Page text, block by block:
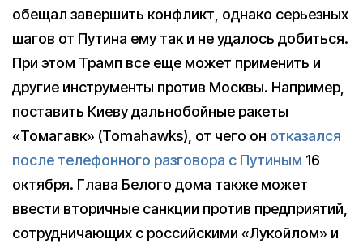
обещал завершить конфликт, однако серьезных
шагов от Путина ему так и не удалось добиться.
При этом Трамп все еще может применить и
другие инструменты против Москвы. Например,
поставить Киеву дальнобойные ракеты
«Томагавк» (Tomahawks), от чего он отказался
после телефонного разговора с Путиным 16
октября. Глава Белого дома также может
ввести вторичные санкции против предприятий,
сотрудничающих с российскими «Лукойлом» и